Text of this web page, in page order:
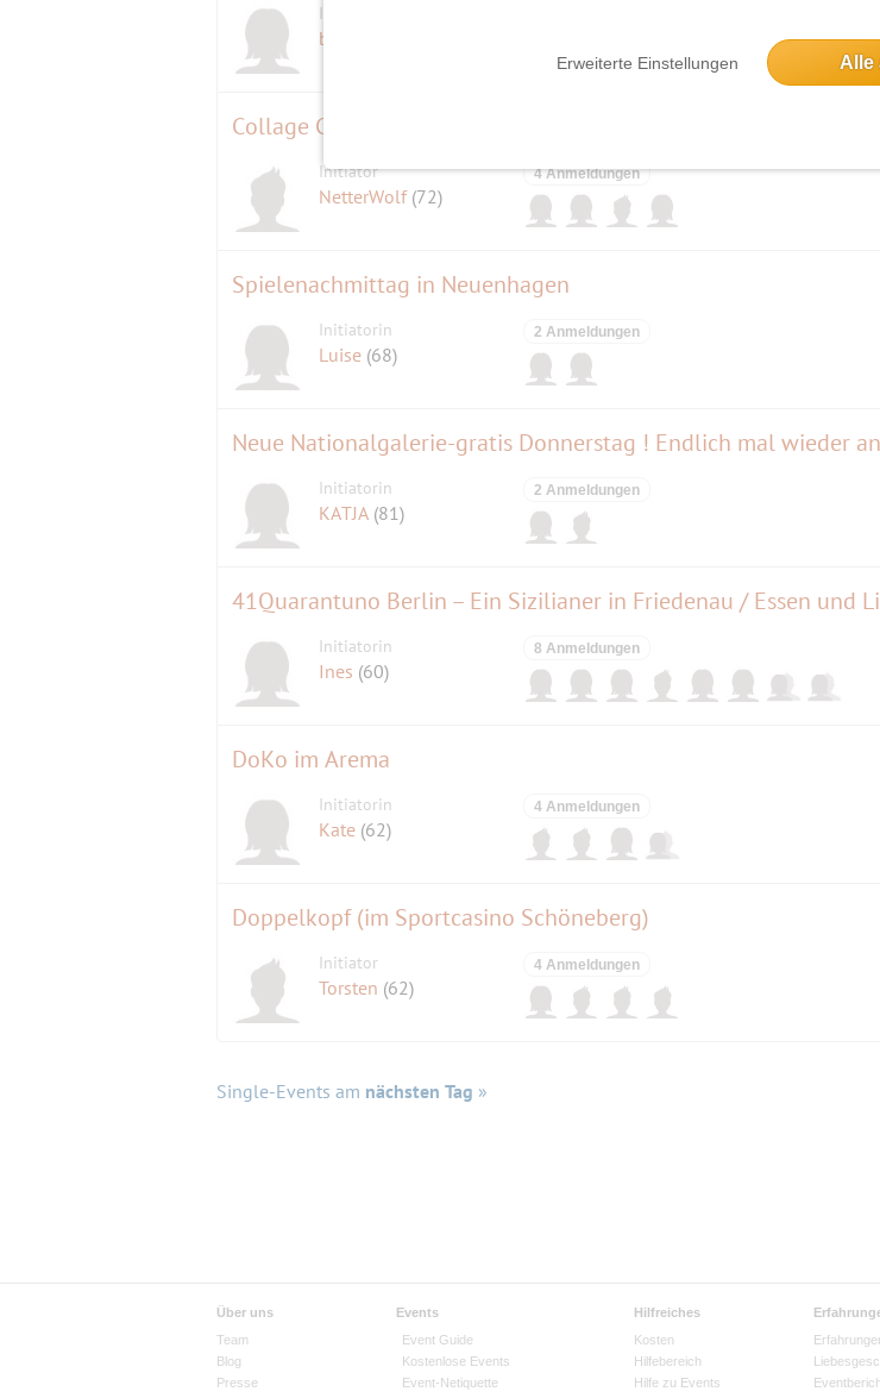
Erweiterte Einstellungen Alle
Initiatorin
berline
Collage Concerte
Initiator
NetterWolf (72)
4 Anmeldungen
Spielenachmittag in Neuenhagen
Initiatorin
Luise (68)
2 Anmeldungen
Neue Nationalgalerie-gratis Donnerstag ! Endlich mal wieder
Initiatorin
KATJA (81)
2 Anmeldungen
41Quarantuno Berlin – Ein Sizilianer in Friedenau / Essen und
Initiatorin
Ines (60)
8 Anmeldungen
DoKo im Arema
Initiatorin
Kate (62)
4 Anmeldungen
Doppelkopf (im Sportcasino Schöneberg)
Initiator
Torsten (62)
4 Anmeldungen
Single-Events am nächsten Tag »
Über uns
Team
Blog
Presse
Events
Event Guide
Kostenlose Events
Event-Netiquette
Hilfreiches
Kosten
Hilfebereich
Hilfe zu Events